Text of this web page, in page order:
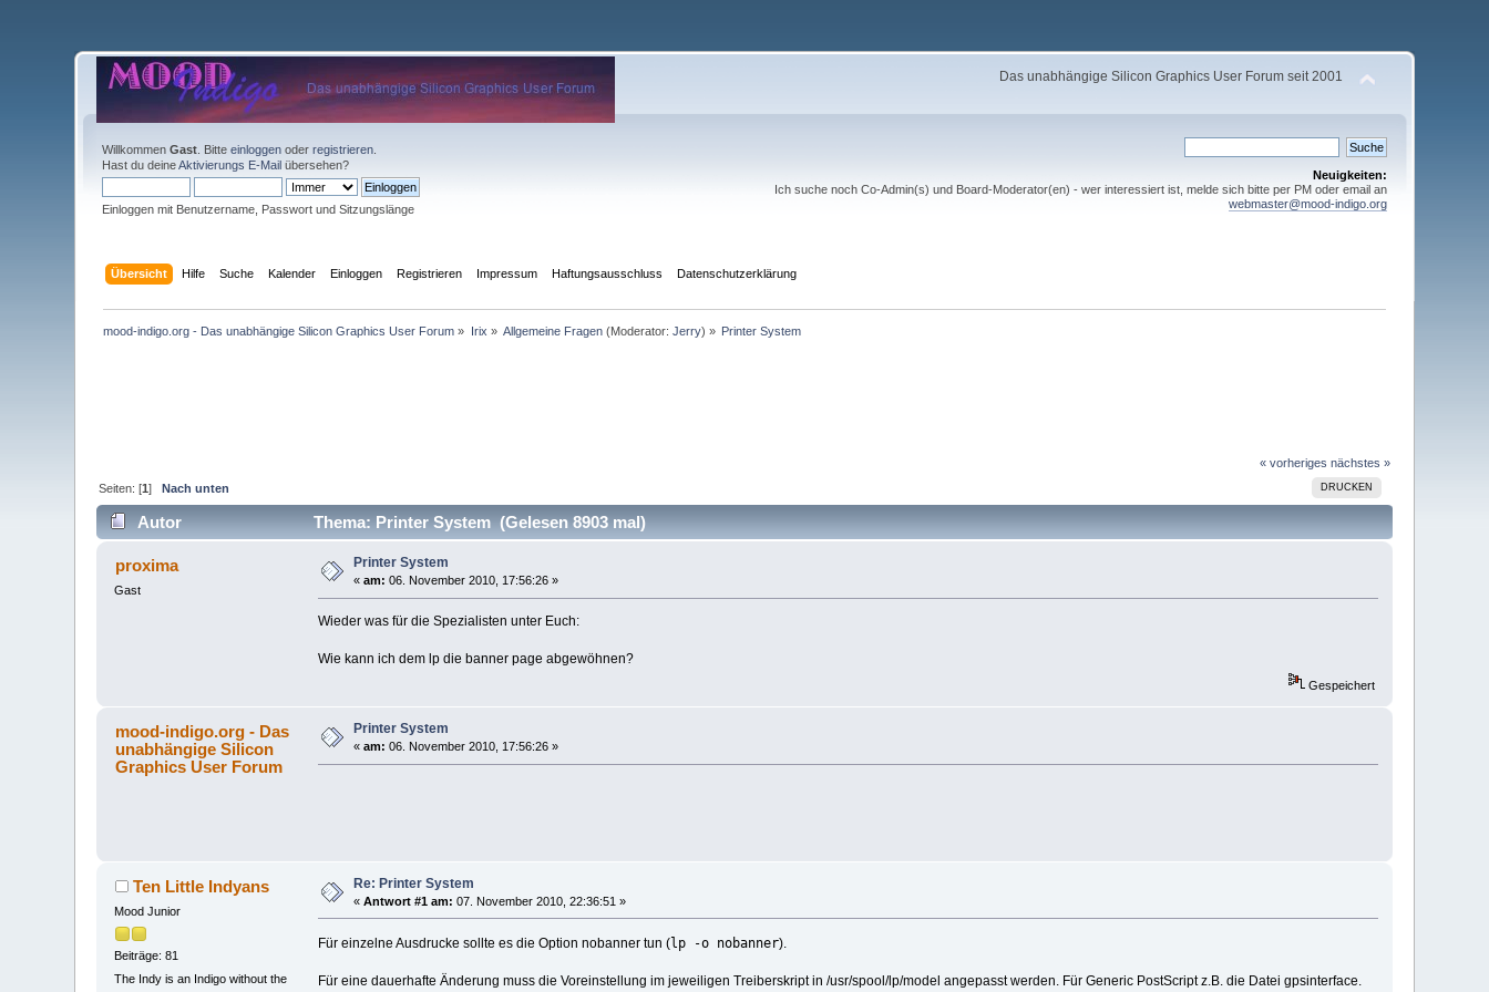
Das unabhängige Silicon Graphics User Forum seit 2001
WillkommenGast . Bitteeinloggen oderregistrieren
Hast du deineAktivierungs E-Mail übersehen?
Einloggen mit Benutzername, Passwort und Sitzungslänge
Neuigkeiten:
Ich suche noch Co-Admin(s) und Board-Moderator(en) - wer interessiert ist, melde sich bitte per PM oder email an
webmaster@mood-indigo.org
Übersicht Hilfe Suche Kalender Einloggen Registrieren Impressum Haftungsausschluss Datenschutzerklärung
mood-indigo.org - Das unabhängige Silicon Graphics User Forum » Irix » Allgemeine Fragen (Moderator:Jerry) » Printer System
« vorheriges nächstes »
DRUCKEN
Seiten: [1]Nach unten
Autor Thema: Printer System (Gelesen 8903 mal)
proxima
Gast
Printer System
«am: 06. November 2010, 17:56:26 »
Wieder was für die Spezialisten unter Euch:
Wie kann ich dem lp die banner page abgewöhnen?
Gespeichert
mood-indigo.org - Das
unabhängige Silicon
Graphics User Forum
Printer System
«am: 06. November 2010, 17:56:26 »
Ten Little Indyans
Mood Junior
Beiträge: 81
The Indy is an Indigo without the
Re: Printer System
«Antwort #1 am: 07. November 2010, 22:36:51 »
Für einzelne Ausdrucke sollte es die Option nobanner tun (lp -o nobanner).
Für eine dauerhafte Änderung muss die Voreinstellung im jeweiligen Treiberskript in /usr/spool/lp/model angepasst werden. Für Generic PostScript z.B. die Datei gpsinterface.